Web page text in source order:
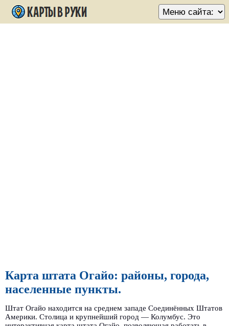
Карта штата Огайо: районы, города,
населенные пункты.
Штат Огайо находится на среднем западе Соединённых Штатов
Америки. Столица и крупнейший город — Колумбус. Это